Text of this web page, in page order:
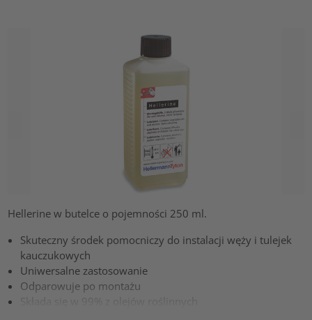
Hellerine w butelce o pojemności 250 ml.
Skuteczny środek pomocniczy do instalacji węży i tulejek
kauczukowych
Uniwersalne zastosowanie
Odparowuje po montażu